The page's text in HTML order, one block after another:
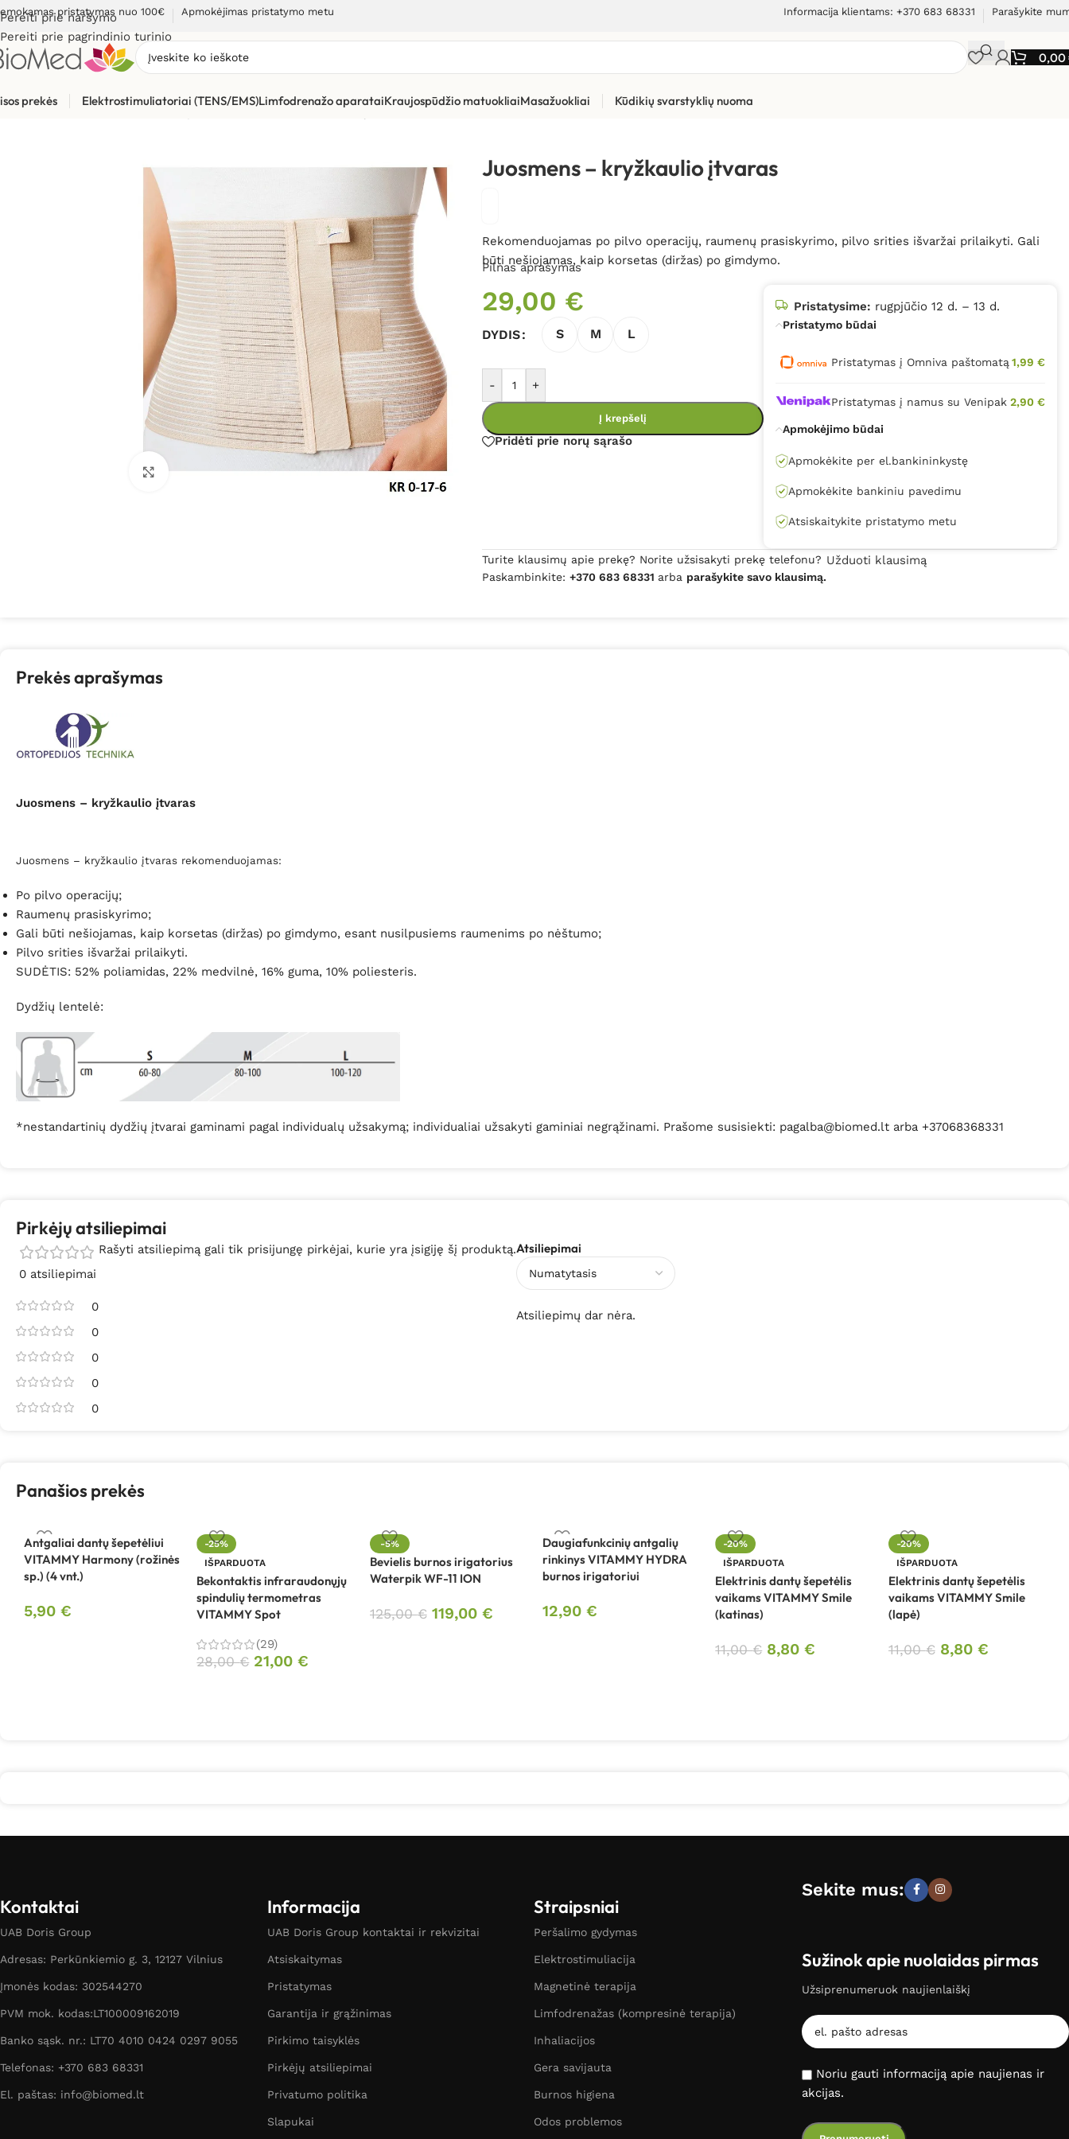
Pereiti prie naršymo
Pereiti prie pagrindinio turinio
pristatymas nuo 100€ Apmokėjimas pristatymo metu Informacija klientams: +370 683 68331 Parašykite
0,00
prekės Elektrostimuliatoriai (TENS/EMS)Limfodrenažo aparataiKraujospūdžio matuokliaiMasažuokliai Kūdikių svarstyklių nuoma
Sveikatos priežiūrai
Spustelėkite, kad padidintumėte
Juosmens – kryžkaulio įtvaras
Rekomenduojamas po pilvo operacijų, raumenų prasiskyrimo, pilvo srities išvaržai prilaikyti. Gali
būti nešiojamas, kaip korsetas (diržas) po gimdymo.
Pilnas aprašymas
29,00 €
DYDIS S M L
- +
Į krepšelį
Pridėti prie norų sąrašo
Pristatysime: rugpjūčio 12 d. – 13 d.
Pristatymo būdai
Pristatymas į Omniva paštomatą 1,99 €
Pristatymas į namus su Venipak 2,90 €
Apmokėjimo būdai
Apmokėkite per el.bankininkystę
Apmokėkite bankiniu pavedimu
Atsiskaitykite pristatymo metu
Turite klausimų apie prekę? Norite užsisakyti prekę telefonu?
Paskambinkite:+370 683 68331 arba parašykite savo klausimą.
Užduoti klausimą
Prekės aprašymas
Juosmens – kryžkaulio įtvaras
Juosmens – kryžkaulio įtvaras rekomenduojamas:
Po pilvo operacijų;
Raumenų prasiskyrimo;
Gali būti nešiojamas, kaip korsetas (diržas) po gimdymo, esant nusilpusiems raumenims po nėštumo;
Pilvo srities išvaržai prilaikyti.
SUDĖTIS: 52% poliamidas, 22% medvilnė, 16% guma, 10% poliesteris.
Dydžių lentelė:
*nestandartinių dydžių įtvarai gaminami pagal individualų užsakymą; individualiai užsakyti gaminiai negrąžinami. Prašome susisiekti: pagalba@biomed.lt arba +37068368331
Pirkėjų atsiliepimai
0 atsiliepimai
0
0
0
0
0
Atsiliepimai
Atsiliepimų dar nėra.
Rašyti atsiliepimą gali tik prisijungę pirkėjai, kurie yra įsigiję šį produktą.
Panašios prekės
Antgaliai dantų šepetėliui
VITAMMY Harmony (rožinės
sp.) (4 vnt.)
5,90 €
-25%
IŠPARDUOTA
Bekontaktis infraraudonųjų
spindulių termometras
VITAMMY Spot
(29)
28,00€ 21,00€
-5%
Bevielis burnos irigatorius
Waterpik WF-11 ION
125,00€ 119,00 €
Daugiafunkcinių antgalių
rinkinys VITAMMY HYDRA
burnos irigatoriui
12,90 €
-20%
IŠPARDUOTA
Elektrinis dantų šepetėlis
vaikams VITAMMY Smile
(katinas)
11,00€ 8,80€
-20%
IŠPARDUOTA
Elektrinis dantų šepetėlis
vaikams VITAMMY Smile
(lapė)
11,00€ 8,80 €
Kontaktai
UAB Doris Group
Adresas: Perkūnkiemio g. 3, 12127 Vilnius
Įmonės kodas: 302544270
PVM mok. kodas:LT100009162019
Banko sąsk. nr.: LT70 4010 0424 0297 9055
Telefonas: +370 683 68331
El. paštas: info@biomed.lt
Informacija
UAB Doris Group kontaktai ir rekvizitai
Atsiskaitymas
Pristatymas
Garantija ir grąžinimas
Pirkimo taisyklės
Pirkėjų atsiliepimai
Privatumo politika
Slapukai
Straipsniai
Peršalimo gydymas
Elektrostimuliacija
Magnetinė terapija
Limfodrenažas (kompresinė terapija)
Inhaliacijos
Gera savijauta
Burnos higiena
Odos problemos
Sekite mus:
Sužinok apie nuolaidas pirmas
Užsiprenumeruok naujienlaiškį
Noriu gauti informaciją apie naujienas ir
akcijas.